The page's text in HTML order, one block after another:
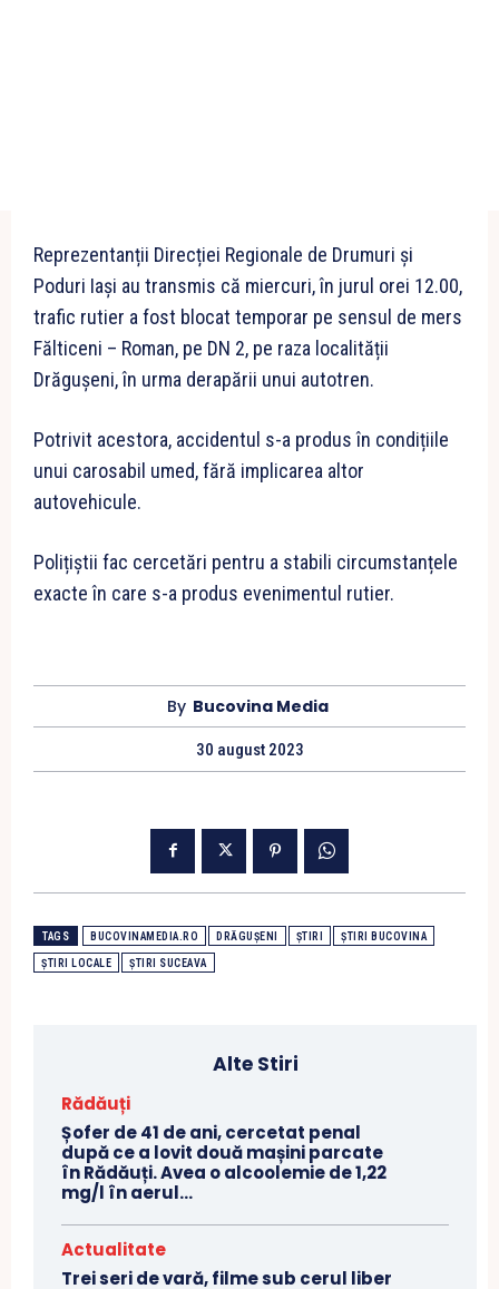
Reprezentanții Direcției Regionale de Drumuri și
Poduri Iași au transmis că miercuri, în jurul orei 12.00,
trafic rutier a fost blocat temporar pe sensul de mers
Fălticeni – Roman, pe DN 2, pe raza localității
Drăgușeni, în urma derapării unui autotren.
Potrivit acestora, accidentul s-a produs în condițiile
unui carosabil umed, fără implicarea altor
autovehicule.
Polițiștii fac cercetări pentru a stabili circumstanțele
exacte în care s-a produs evenimentul rutier.
By Bucovina Media
30 august 2023
TAGS BUCOVINAMEDIA.RO DRĂGUȘENI ȘTIRI ȘTIRI BUCOVINA
ȘTIRI LOCALE ȘTIRI SUCEAVA
Alte Stiri
Rădăuți
Șofer de 41 de ani, cercetat penal
după ce a lovit două mașini parcate
în Rădăuți. Avea o alcoolemie de 1,22
mg/l în aerul...
Actualitate
Trei seri de vară, filme sub cerul liber